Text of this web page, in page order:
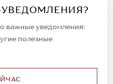
УВЕДОМЛЕНИЯ?
важные уведомления:
полезные
акций и